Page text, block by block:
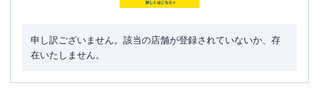
申し訳ございません。該当の店舗が登録されていないか、存
在いたしません。